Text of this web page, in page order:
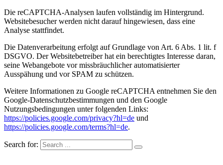
Die reCAPTCHA-Analysen laufen vollständig im Hintergrund.
Websitebesucher werden nicht darauf hingewiesen, dass eine
Analyse stattfindet.
Die Datenverarbeitung erfolgt auf Grundlage von Art. 6 Abs. 1 lit. f
DSGVO. Der Websitebetreiber hat ein berechtigtes Interesse daran,
seine Webangebote vor missbräuchlicher automatisierter
Ausspähung und vor SPAM zu schützen.
Weitere Informationen zu Google reCAPTCHA entnehmen Sie den
Google-Datenschutzbestimmungen und den Google
Nutzungsbedingungen unter folgenden Links:
https://policies.google.com/privacy?hl=de und
https://policies.google.com/terms?hl=de.
Search for: